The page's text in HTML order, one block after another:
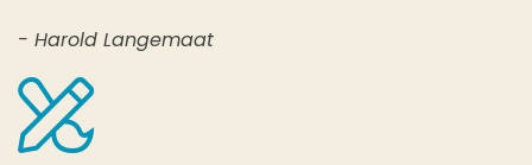
- Harold Langemaat